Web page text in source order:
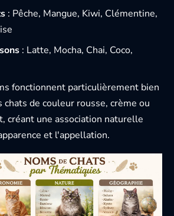
: Pêche, Mangue, Kiwi, Clémentine,
: Latte, Mocha, Chai, Coco,
fonctionnent particulièrement bien
chats de couleur rousse, crème ou
créant une association naturelle
et l'appellation.